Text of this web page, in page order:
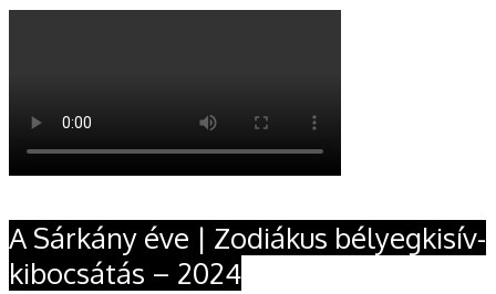
A Sárkány éve | Zodiákus bélyegkisív-
kibocsátás – 2024